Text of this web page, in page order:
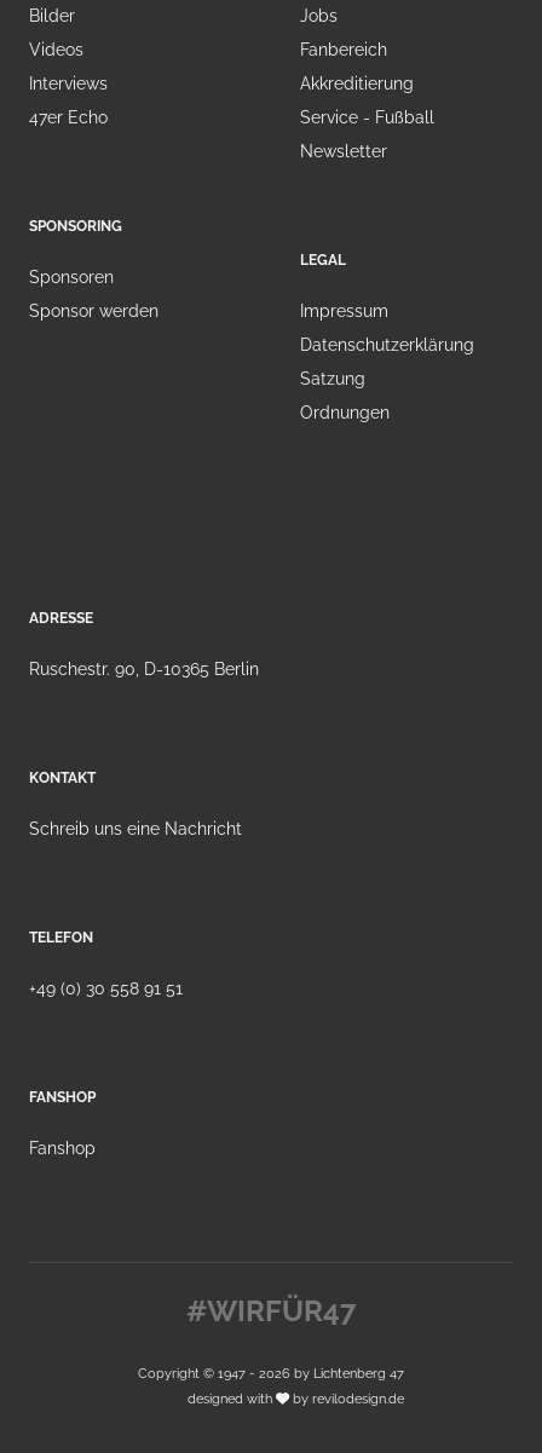
Bilder
Videos
Interviews
47er Echo
SPONSORING
Sponsoren
Sponsor werden
Jobs
Fanbereich
Akkreditierung
Service - Fußball
Newsletter
LEGAL
Impressum
Datenschutzerklärung
Satzung
Ordnungen
ADRESSE
Ruschestr. 90, D-10365 Berlin
KONTAKT
Schreib uns eine Nachricht
TELEFON
+49 (0) 30 558 91 51
FANSHOP
Fanshop
#WIRFÜR47
Copyright © 1947 - 2026 by Lichtenberg 47
designed with
by revilodesign.de